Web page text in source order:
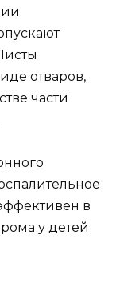
отваров,
части
в
у детей